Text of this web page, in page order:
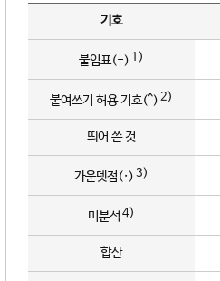
기호
붙임표(-) 1)
붙여쓰기 허용 기호(^) 2)
띄어 쓴 것
가운뎃점(·) 3)
미분석 4)
합산